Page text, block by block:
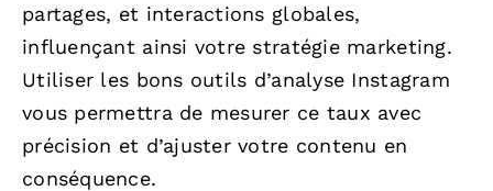
partages, et interactions globales,
influençant ainsi votre stratégie marketing.
Utiliser les bons outils d’analyse Instagram
vous permettra de mesurer ce taux avec
précision et d’ajuster votre contenu en
conséquence.